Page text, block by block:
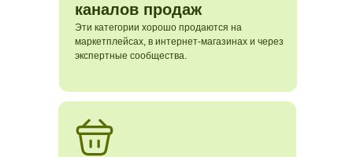
каналов продаж
Эти категории хорошо продаются на
маркетплейсах, в интернет-магазинах и через
экспертные сообщества.